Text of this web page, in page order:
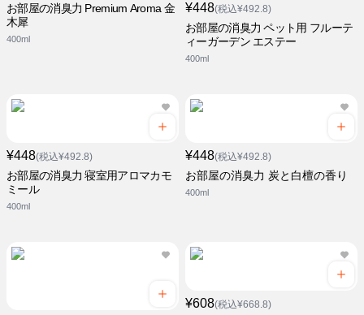
お部屋の消臭力 Premium Aroma 金
木犀
400ml
¥448(税込¥492.8)
お部屋の消臭力 ペット用 フルーテ
ィーガーデン エステー
400ml
¥448(税込¥492.8)
お部屋の消臭力 寝室用アロマカモ
ミール
400ml
¥448(税込¥492.8)
お部屋の消臭力 炭と白檀の香り
400ml
¥608(税込¥668.8)